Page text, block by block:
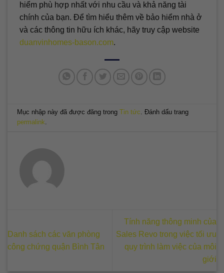
hiểm phù hợp nhất với nhu cầu và khả năng tài
chính của bạn. Để tìm hiểu thêm về bảo hiểm nhà ở
và các thông tin hữu ích khác, hãy truy cập website
duanvinhomes-bason.com.
Mục nhập này đã được đăng trongTin tức. Đánh dấu trang
permalink.
Danh sách các văn phòng
công chứng quận Bình Tân
Tính năng thông minh của
Sales Revo trong việc tối ưu
quy trình làm việc của môi
giới